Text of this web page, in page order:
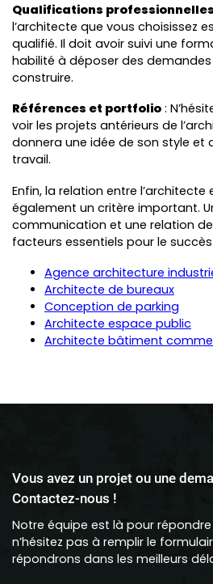
Qualifications professionnelles
l’architecte que vous choisissez
qualifié. Il doit avoir suivi une
habilité à déposer des
construire.
Références et portfolio :
voir les projets antérieurs de
donnera une idée de son style et
travail.
Enfin, la relation entre l’architecte
également un critère important.
communication et une relation
facteurs essentiels pour le
Agence architecture
Architecte de bureaux
Conception de parking
Architecte espace public
Architecte bâtiment
Vous avez un projet ou une
Contactez-nous !
Notre équipe est là pour
n’hésitez pas à remplir le
répondrons dans les meilleurs